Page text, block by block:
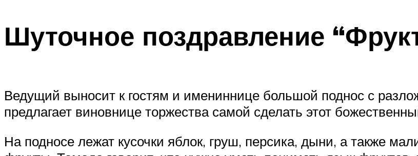
Шуточное поздравление
Ведущий выносит к гостям и имениннице большой поднос с
предлагает виновнице торжества самой сделать этот
На подносе лежат кусочки яблок, груш, персика, дыни, а также